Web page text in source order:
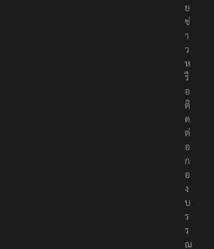
ย
ข่
า
ว
ห
รื
อ
ติ
ด
ต่
อ
ก
อ
ง
บ
ร
ร
ณ